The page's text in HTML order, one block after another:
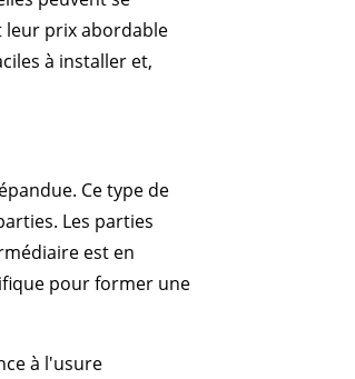
leur prix abordable
à installer et,
Ce type de
Les parties
est en
pour former une
à l'usure